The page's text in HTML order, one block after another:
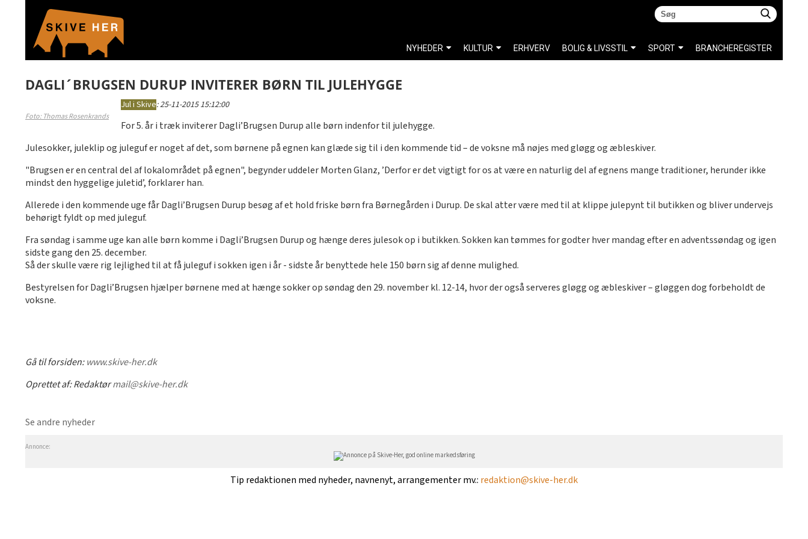
DAGLI´BRUGSEN DURUP INVITERER BØRN TIL JULEHYGGE
Foto: Thomas Rosenkrands
Jul i Skive:25-11-2015 15:12:00
For 5. år i træk inviterer Dagli’Brugsen Durup alle børn indenfor til julehygge.
Julesokker, juleklip og juleguf er noget af det, som børnene på egnen kan glæde sig til i den kommende tid – de voksne må nøjes med gløgg og æbleskiver.
"Brugsen er en central del af lokalområdet på egnen", begynder uddeler Morten Glanz, ’Derfor er det vigtigt for os at være en naturlig del af egnens mange traditioner, herunder ikke
mindst den hyggelige juletid’, forklarer han.
Allerede i den kommende uge får Dagli’Brugsen Durup besøg af et hold friske børn fra Børnegården i Durup. De skal atter være med til at klippe julepynt til butikken og bliver undervejs
behørigt fyldt op med juleguf.
Fra søndag i samme uge kan alle børn komme i Dagli’Brugsen Durup og hænge deres julesok op i butikken. Sokken kan tømmes for godter hver mandag efter en adventssøndag og igen
sidste gang den 25. december.
Så der skulle være rig lejlighed til at få juleguf i sokken igen i år - sidste år benyttede hele 150 børn sig af denne mulighed.
Bestyrelsen for Dagli’Brugsen hjælper børnene med at hænge sokker op søndag den 29. november kl. 12-14, hvor der også serveres gløgg og æbleskiver – gløggen dog forbeholdt de
voksne.
Gå til forsiden:www.skive-her.dk
Oprettet af:Redaktørmail@skive-her.dk
Se andre nyheder
Annonce:
Tip redaktionen med nyheder, navnenyt, arrangementer mv.: redaktion@skive-her.dk
NYHEDER KULTUR ERHVERV BOLIG & LIVSSTIL SPORT BRANCHEREGISTER